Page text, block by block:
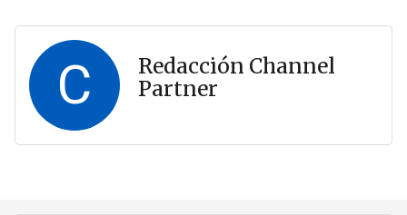
C
Redacción Channel
Partner